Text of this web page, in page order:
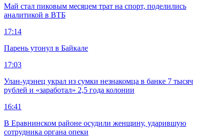
Май стал пиковым месяцем трат на спорт, поделились
аналитикой в ВТБ
17:14
Парень утонул в Байкале
17:03
Улан-удэнец украл из сумки незнакомца в банке 7 тысяч
рублей и «заработал» 2,5 года колонии
16:41
В Еравнинском районе осудили женщину, ударившую
сотрудника органа опеки